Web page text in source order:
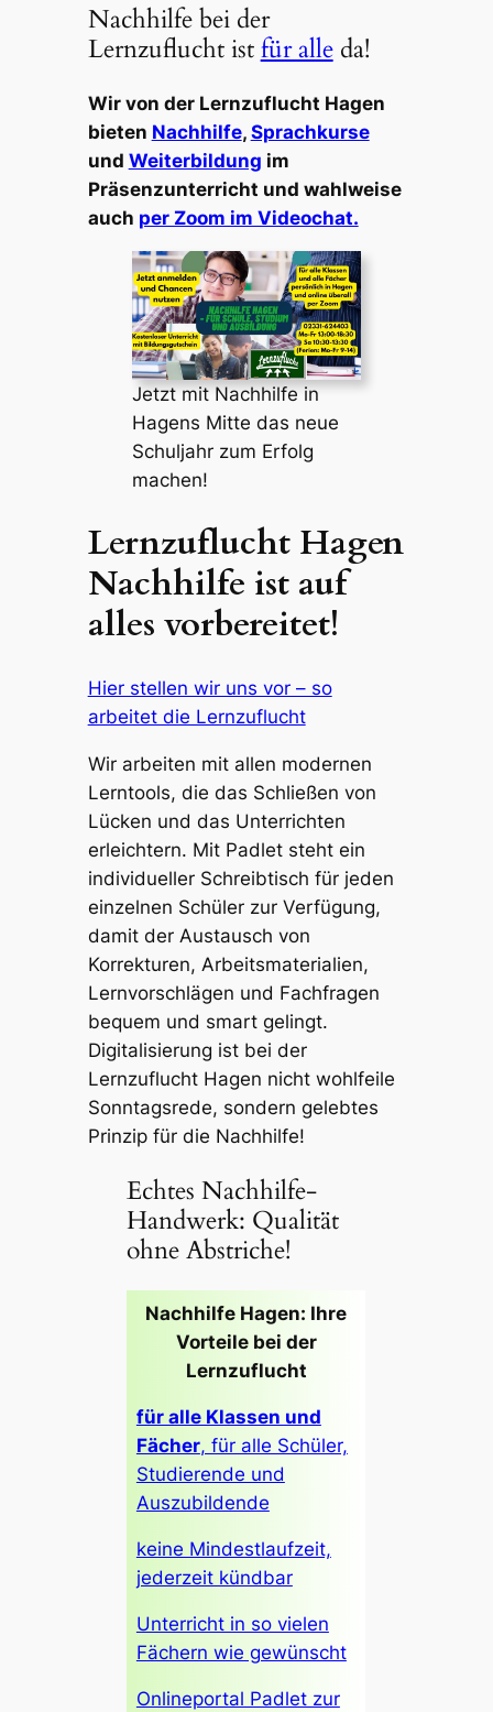
Nachhilfe bei der
Lernzuflucht istfür alleda!
Wir von der Lernzuflucht Hagen
bieten Nachhilfe, Sprachkurse
und Weiterbildung im
Präsenzunterricht und wahlweise
auch per Zoom im Videochat.
Jetzt mit Nachhilfe in
Hagens Mitte das neue
Schuljahr zum Erfolg
machen!
Lernzuflucht Hagen
Nachhilfe ist auf
alles vorbereitet!
Hier stellen wir uns vor – so
arbeitet die Lernzuflucht
Wir arbeiten mit allen modernen
Lerntools, die das Schließen von
Lücken und das Unterrichten
erleichtern. Mit Padlet steht ein
individueller Schreibtisch für jeden
einzelnen Schüler zur Verfügung,
damit der Austausch von
Korrekturen, Arbeitsmaterialien,
Lernvorschlägen und Fachfragen
bequem und smart gelingt.
Digitalisierung ist bei der
Lernzuflucht Hagen nicht wohlfeile
Sonntagsrede, sondern gelebtes
Prinzip für die Nachhilfe!
Echtes Nachhilfe-
Handwerk: Qualität
ohne Abstriche!
Nachhilfe Hagen: Ihre
Vorteile bei der
Lernzuflucht
für alle Klassen und
Fächer, für alle Schüler,
Studierende und
Auszubildende
keine Mindestlaufzeit,
jederzeit kündbar
Unterricht in so vielen
Fächern wie gewünscht
Onlineportal Padlet zur